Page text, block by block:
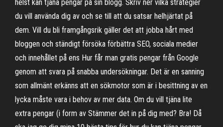
helst kan tjäna pengar på sin blogg. Skriv ner vilka strategier
du vill använda dig av och se till att du satsar helhjärtat på
dem. Vill du bli framgångsrik gäller det att jobba hårt med
bloggen och ständigt försöka förbättra SEO, sociala medier
och innehållet på ens Hur får man gratis pengar från Google
genom att svara på snabba undersökningar. Det är en sanning
som allmänt erkänns att en sökmotor som är i besittning av en
lycka måste vara i behov av mer data. Om du vill tjäna lite
extra pengar (i form av Stämmer det in på dig med? Bra! Då